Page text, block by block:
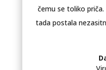
čemu se toliko
tada postala